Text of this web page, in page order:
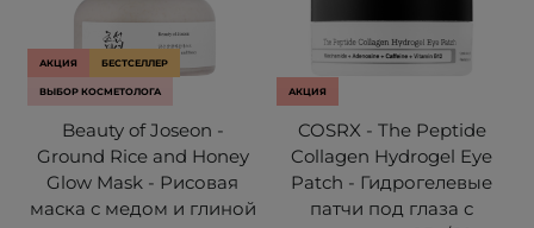
АКЦИЯ БЕСТСЕЛЛЕР
ВЫБОР КОСМЕТОЛОГА
Beauty of Joseon -
Ground Rice and Honey
Glow Mask - Рисовая
маска с медом и глиной
АКЦИЯ
COSRX - The Peptide
Collagen Hydrogel Eye
Patch - Гидрогелевые
патчи под глаза с